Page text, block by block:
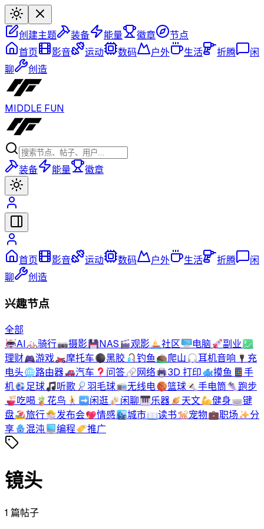
创建主题 装备 能量 徽章
节点
首页
影音 运动 数码 户外 生活 折腾
闲
聊
创造
MIDDLE FUN
装备 能量 徽章
首页 影音 运动 数码 户外 生活 折腾
闲
聊
创造
兴趣节点
全部
🤖AI🚲骑行📷摄影💾NAS🎬观影⛵社区🖥️电脑🚀副业💹
理财🎮游戏🏍️摩托车⚫黑胶 🎣钓鱼⛰️爬山🎧耳机音响 🔌 充
电头🌐路由器🚗汽车 ❓ 问答🔗网络🖨️3D 打印🐟摸鱼 📱手
机⚽足球🎵听歌 🏸羽毛球📻无线电🏀篮球🔦手电筒👟跑步
🍜吃喝 🪴 花鸟 🚶‍➡️闲逛🍻闲聊🎹乐器🪐天文💪健身⌨️键
盘🏖️旅行🐣发布会💖情感🏙️城市📖读书🐕宠物💼职场✨分
享🪬混沌💻编程🏷️推广
镜头
1 篇帖子